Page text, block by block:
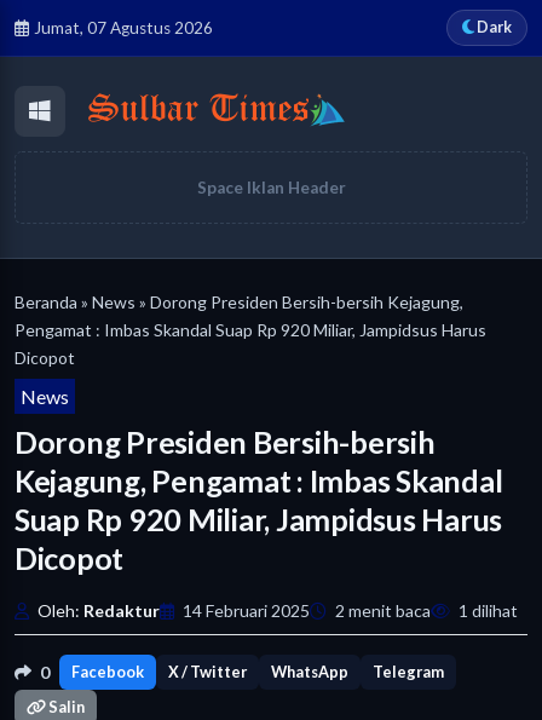
Jumat, 07 Agustus 2026 Dark
Space Iklan Header
Beranda » News » Dorong Presiden Bersih-bersih Kejagung,
Pengamat : Imbas Skandal Suap Rp 920 Miliar, Jampidsus Harus
Dicopot
News
Dorong Presiden Bersih-bersih
Kejagung, Pengamat : Imbas Skandal
Suap Rp 920 Miliar, Jampidsus Harus
Dicopot
Oleh: Redaktur 14 Februari 2025 2 menit baca 1 dilihat
0 Facebook X / Twitter WhatsApp
Telegram
Salin